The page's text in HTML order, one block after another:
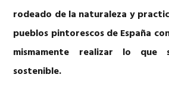
rodeado de la naturaleza y
pueblos pintorescos de España
mismamente realizar lo que
sostenible.